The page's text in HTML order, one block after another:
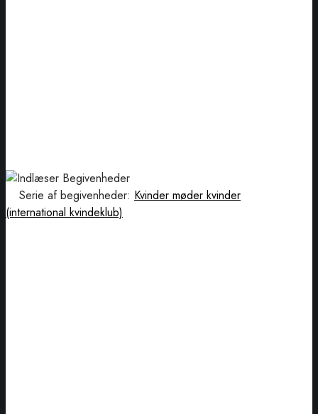
Serie af begivenheder: Kvinder møder kvinder
(international kvindeklub)